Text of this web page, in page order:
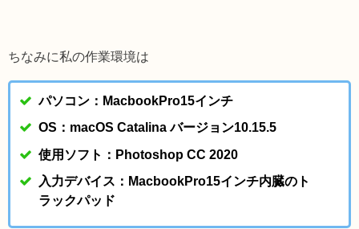
ちなみに私の作業環境は
パソコン：MacbookPro15インチ
OS：macOS Catalina バージョン10.15.5
使用ソフト：Photoshop CC 2020
入力デバイス：MacbookPro15インチ内臓のト
ラックパッド